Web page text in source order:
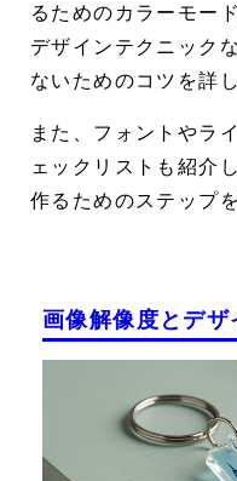
るためのカラーモー
デザインテクニック
ないためのコツを詳
また、フォントやラ
ェックリストも紹介
作るためのステップ
画像解像度とデ